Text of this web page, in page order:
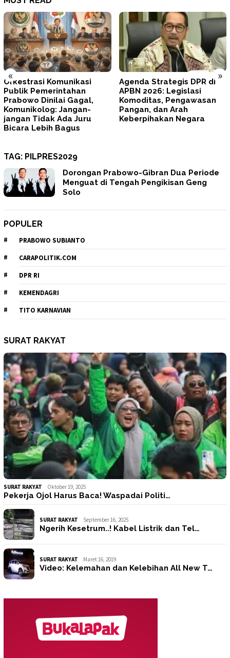
« »
Agenda Strategis DPR di
APBN 2026: Legislasi
Komoditas, Pengawasan
Pangan, dan Arah
Keberpihakan Negara
Tegas! Prabowo Minta
TNI–Polri Memperbaiki Diri
dan Mengunci
Profesionalisme
TAG: PILPRES2029
Dorongan Prabowo-Gibran Dua Periode
Menguat di Tengah Pengikisan Geng
Solo
POPULER
PRABOWO SUBIANTO
CARAPOLITIK.COM
DPR RI
KEMENDAGRI
TITO KARNAVIAN
SURAT RAKYAT
SURAT RAKYAT Oktober 19, 2025
Pekerja Ojol Harus Baca! Waspadai Politi…
SURAT RAKYAT September 16, 2025
Ngerih Kesetrum..! Kabel Listrik dan Tel…
SURAT RAKYAT Maret 16, 2019
Video: Kelemahan dan Kelebihan All New T…